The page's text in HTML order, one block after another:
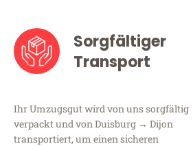
Sorgfältiger
Transport
Ihr Umzugsgut wird von uns sorgfältig
verpackt und von Duisburg → Dijon
transportiert, um einen sicheren